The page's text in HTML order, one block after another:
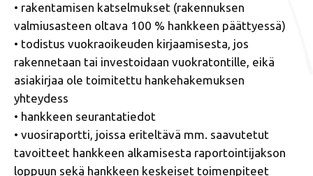
• rakentamisen katselmukset (rakennuksen
valmiusasteen oltava 100 % hankkeen päättyessä)
• todistus vuokraoikeuden kirjaamisesta, jos
rakennetaan tai investoidaan vuokratontille, eikä
asiakirjaa ole toimitettu hankehakemuksen
yhteydess
• hankkeen seurantatiedot
• vuosiraportti, joissa eriteltävä mm. saavutetut
tavoitteet hankkeen alkamisesta raportointijakson
loppuun sekä hankkeen keskeiset toimenpiteet